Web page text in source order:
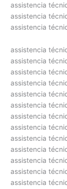
assistencia
assistencia
assistencia
assistencia
assistencia
assistencia
assistencia
assistencia
assistencia
assistencia
assistencia
assistencia
assistencia
assistencia
assistencia
assistencia